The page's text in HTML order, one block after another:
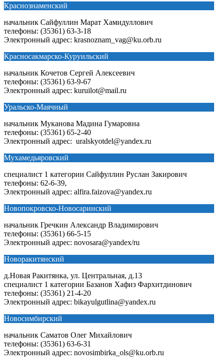
Краснознаменский
начальник Сайфуллин Марат Хамидуллович
телефоны: (35361) 63-3-18
Электронный адрес: krasnoznam_vag@ku.orb.ru
Красносакмарско-Куруильский
начальник Кочетов Сергей Алексеевич
телефоны: (35361) 63-9-67
Электронный адрес: kuruilot@mail.ru
Уральско-Маячный
начальник Муканова Мадина Гумаровна
телефоны: (35361) 65-2-40
Электронный адрес: uralskyotdel@yandex.ru
Мухамедьяровский
специалист 1 категории Сайфуллин Руслан Закирович
телефоны: 62-6-39,
Электронный адрес: alfira.faizova@yandex.ru
Новопокровско-Новосаринский
начальник Гречкин Александр Владимирович
телефоны: (35361) 66-5-15
Электронный адрес: novosara@yandex/ru
Новоракитянский
д.Новая Ракитянка, ул. Центральная, д.13
специалист 1 категории Базанов Хафиз Фархитдинович
телефоны: (35361) 21-4-20
Электронный адрес: bikayulgutlina@yandex.ru
Новосимбирский
начальник Саматов Олег Михайлович
телефоны: (35361) 63-6-31
Электронный адрес: novosimbirka_ols@ku.orb.ru